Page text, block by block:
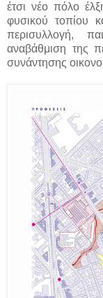
έτσι νέο πόλο
φυσικού τοπίου
περισυλλογή,
αναβάθμιση της
συνάντησης